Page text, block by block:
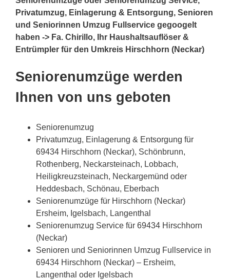
Privatumzug, Einlagerung & Entsorgung, Senioren
und Seniorinnen Umzug Fullservice gegoogelt
haben -> Fa. Chirillo, Ihr Haushaltsauflöser &
Entrümpler für den Umkreis Hirschhorn (Neckar)
Seniorenumzüge werden
Ihnen von uns geboten
Seniorenumzug
Privatumzug, Einlagerung & Entsorgung für
69434 Hirschhorn (Neckar), Schönbrunn,
Rothenberg, Neckarsteinach, Lobbach,
Heiligkreuzsteinach, Neckargemünd oder
Heddesbach, Schönau, Eberbach
Seniorenumzüge für Hirschhorn (Neckar)
Ersheim, Igelsbach, Langenthal
Seniorenumzug Service für 69434 Hirschhorn
(Neckar)
Senioren und Seniorinnen Umzug Fullservice in
69434 Hirschhorn (Neckar) – Ersheim,
Langenthal oder Igelsbach